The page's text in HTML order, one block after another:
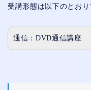
受講形態は以下のとおり
通信：DVD通信講座